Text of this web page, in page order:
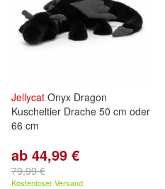
Jellycat Onyx Dragon
Kuscheltier Drache 50 cm oder
66 cm
ab 44,99 €
79,99 €
Kostenloser Versand